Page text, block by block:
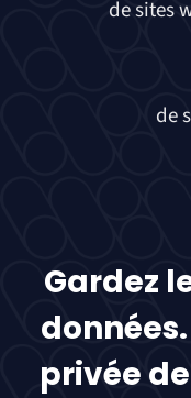
de sites
de
Gardez
privée